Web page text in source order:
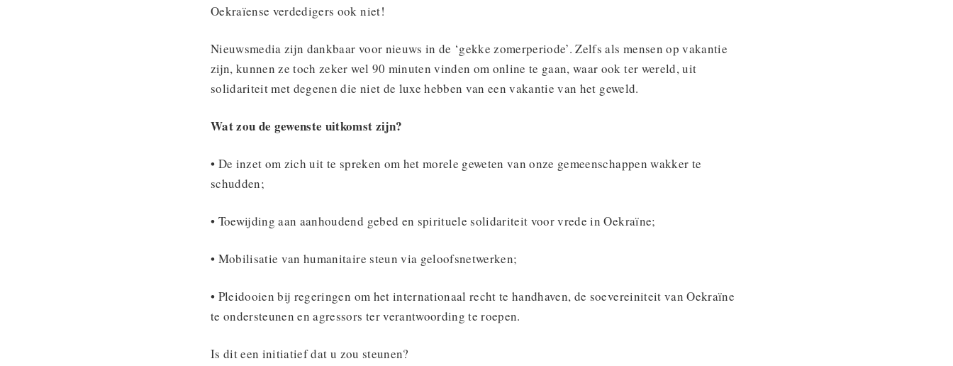
Oekraïense verdedigers ook niet!
Nieuwsmedia zijn dankbaar voor nieuws in de ‘gekke zomerperiode’. Zelfs als mensen op vakantie
zijn, kunnen ze toch zeker wel 90 minuten vinden om online te gaan, waar ook ter wereld, uit
solidariteit met degenen die niet de luxe hebben van een vakantie van het geweld.
Wat zou de gewenste uitkomst zijn?
• De inzet om zich uit te spreken om het morele geweten van onze gemeenschappen wakker te
schudden;
• Toewijding aan aanhoudend gebed en spirituele solidariteit voor vrede in Oekraïne;
• Mobilisatie van humanitaire steun via geloofsnetwerken;
• Pleidooien bij regeringen om het internationaal recht te handhaven, de soevereiniteit van Oekraïne
te ondersteunen en agressors ter verantwoording te roepen.
Is dit een initiatief dat u zou steunen?